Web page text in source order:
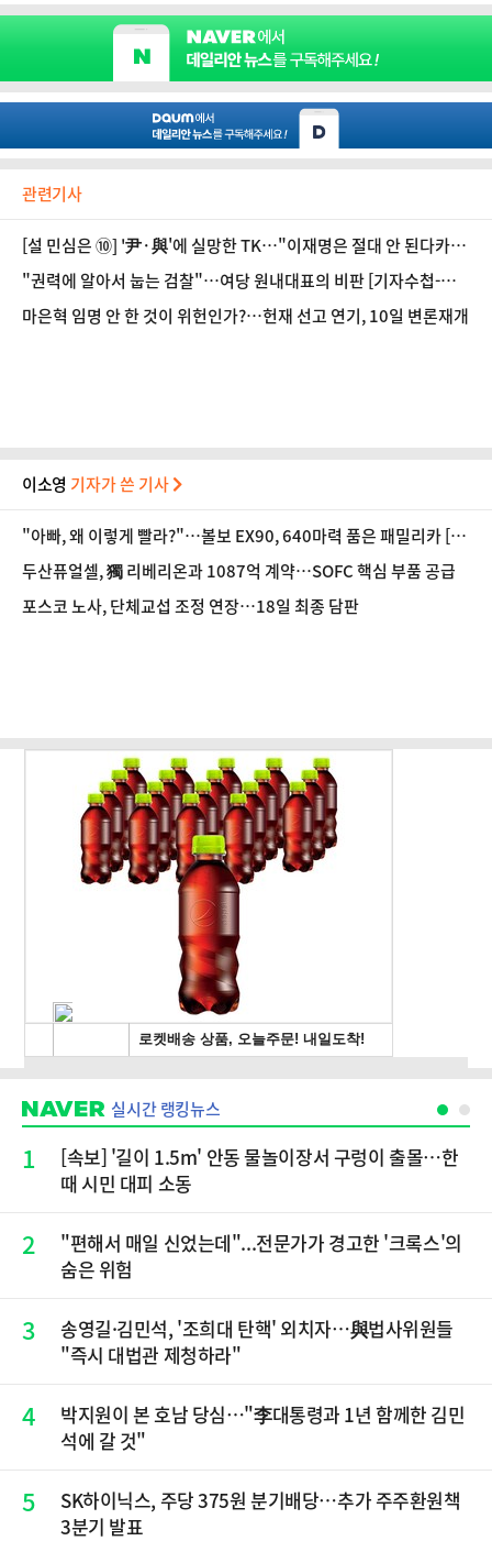
관련기사
[설 민심은 ⑩] '尹·與'에 실망한 TK…"이재명은 절대 안 된다카
이" 한목소리
"권력에 알아서 눕는 검찰"…여당 원내대표의 비판 [기자수첩-사
회]
마은혁 임명 안 한 것이 위헌인가?…헌재 선고 연기, 10일 변론재개
이소영 기자가 쓴 기사
"아빠, 왜 이렇게 빨라?"…볼보 EX90, 640마력 품은 패밀리카 [시
승기]
두산퓨얼셀, 獨 리베리온과 1087억 계약…SOFC 핵심 부품 공급
포스코 노사, 단체교섭 조정 연장…18일 최종 담판
실시간 랭킹뉴스
1
[속보] '길이 1.5m' 안동 물놀이장서 구렁이 출몰…한
때 시민 대피 소동
2
"편해서 매일 신었는데"...전문가가 경고한 '크록스'의
숨은 위험
3
송영길·김민석, '조희대 탄핵' 외치자…與법사위원들
"즉시 대법관 제청하라"
4
박지원이 본 호남 당심…"李대통령과 1년 함께한 김민
석에 갈 것"
5
SK하이닉스, 주당 375원 분기배당…추가 주주환원책
3분기 발표